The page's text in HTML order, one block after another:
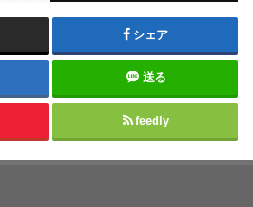
シェア
送る
feedly